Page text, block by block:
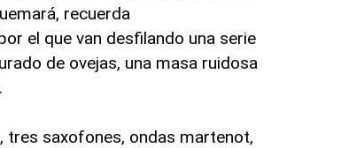
recuerda
el que van desfilando una serie
de ovejas, una masa ruidosa
tres saxofones, ondas martenot,